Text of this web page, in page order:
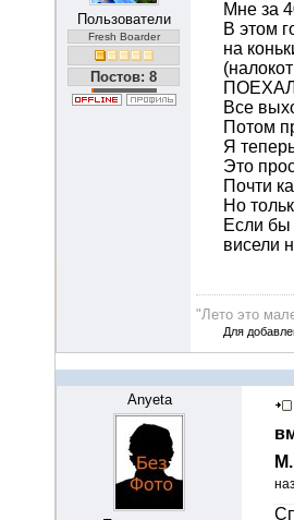
Пользователи
Fresh Boarder
Постов: 8
Мне за
В этом
на
Все
Потом
Я
Это
Почти
Но
Если бы
висели
"Лето это
Для
Anyeta